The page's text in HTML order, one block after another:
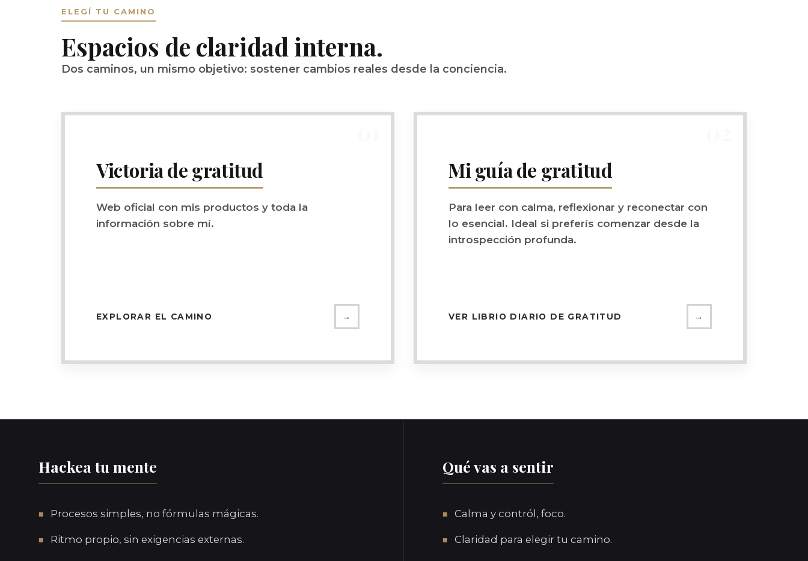
ELEGÍ TU CAMINO
Espacios de claridad interna.
Dos caminos, un mismo objetivo: sostener cambios reales desde la conciencia.
Victoria de gratitud
Web oficial con mis productos y toda la
información sobre mí.
EXPLORAR EL CAMINO →
Mi guía de gratitud
Para leer con calma, reflexionar y reconectar con
lo esencial. Ideal si preferís comenzar desde la
introspección profunda.
VER LIBRIO DIARIO DE GRATITUD →
Hackea tu mente
Procesos simples, no fórmulas mágicas.
Ritmo propio, sin exigencias externas.
Qué vas a sentir
Calma y contról, foco.
Claridad para elegir tu camino.